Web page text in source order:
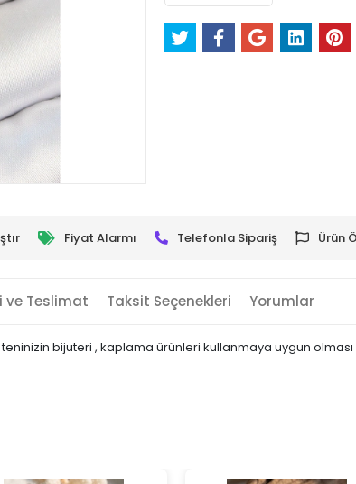
Fiyat Alarmı Telefonla Sipariş Ürün
ve Teslimat Taksit Seçenekleri Yorumlar
bijuteri , kaplama ürünleri kullanmaya uygun